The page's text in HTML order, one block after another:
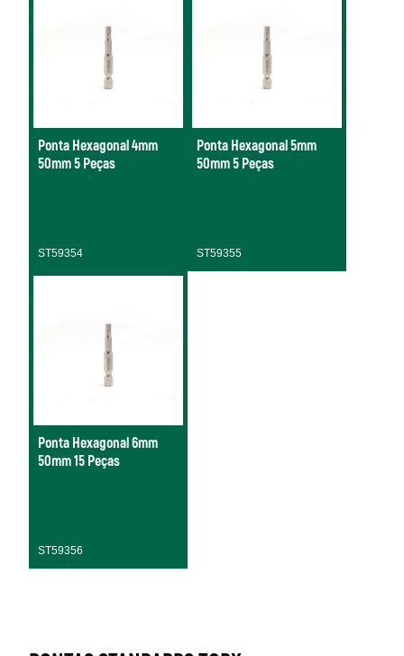
Ponta Hexagonal 4mm
50mm 5 Peças
ST59354
Ponta Hexagonal 5mm
50mm 5 Peças
ST59355
Ponta Hexagonal 6mm
50mm 15 Peças
ST59356